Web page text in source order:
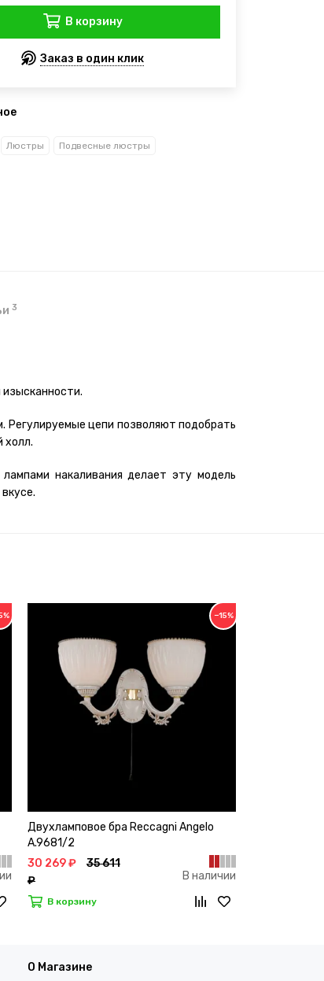
В корзину
Заказ в один клик
Люстры Подвесные люстры
3
Регулируемые цепи позволяют подобрать
холл.
накаливания делает эту модель
−15%
Двухламповое бра Reccagni Angelo
A.9681/2
30 269 ₽
35 611
₽
В наличии
В корзину
О Магазине